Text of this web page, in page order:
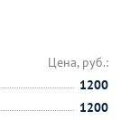
Цена, руб.:
1200
1200